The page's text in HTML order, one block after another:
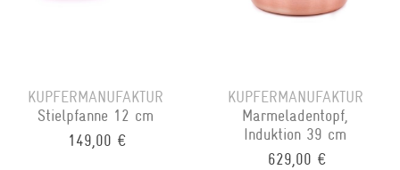
KUPFERMANUFAKTUR
Stielpfanne 12 cm
149,00 €
KUPFERMANUFAKTUR
Marmeladentopf,
Induktion 39 cm
629,00 €